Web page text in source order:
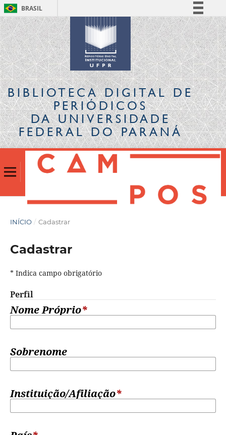
BRASIL
Simplifique!
Comunica BR
Participe
Acesso à informação
Legislação
Canais
BIBLIOTECA DIGITALDE
PERIÓDICOS
DA UNIVERSIDADE
FEDERAL DO PARANÁ
INÍCIO / Cadastrar
Cadastrar
* Indica campo obrigatório
Perfil
Nome Próprio*
Sobrenome
Instituição/Afiliação*